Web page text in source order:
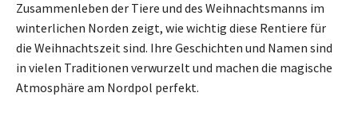
Zusammenleben der Tiere und des Weihnachtsmanns im
winterlichen Norden zeigt, wie wichtig diese Rentiere für
die Weihnachtszeit sind. Ihre Geschichten und Namen sind
in vielen Traditionen verwurzelt und machen die magische
Atmosphäre am Nordpol perfekt.